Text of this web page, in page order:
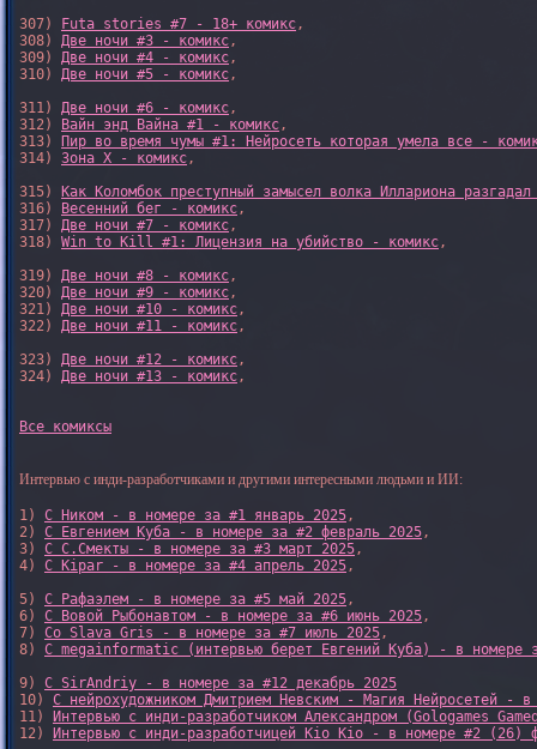
307)
Futa stories #7 - 18+ комикс,
308) Две ночи #3 - комикс,
309) Две ночи #4 - комикс,
310) Две ночи #5 - комикс,
311) Две ночи #6 - комикс,
312)
Вайн энд Вайна #1 - комикс,
313)
Пир во время чумы #1: Нейросеть которая умела все -
314) Зона X - комикс,
315)
Как Коломбок преступный замысел волка Иллариона
316)
Весенний бег - комикс,
317) Две ночи #7 - комикс,
318) Win to Kill #1: Лицензия на убийство - комикс,
319) Две ночи #8 - комикс,
320) Две ночи #9 - комикс,
321) Две ночи #10 - комикс,
322) Две ночи #11 - комикс,
323) Две ночи #12 - комикс,
324) Две ночи #13 - комикс,
Все комиксы
Интервью с инди-разработчиками и другими интересными людьми и ИИ:
1) С Ником - в номере за #1 январь 2025,
2) С Евгением Куба - в номере за #2 февраль 2025,
3) С С.Смекты - в номере за #3 март 2025,
4) С Kipar - в номере за #4 апрель 2025,
5) С Рафаэлем - в номере за #5 май 2025,
6) С Вовой Рыбонавтом - в номере за #6 июнь 2025,
7) Со Slava Gris - в номере за #7 июль 2025,
8) С megainformatic (интервью берет Евгений Куба) - в номере
9) С SirAndriy - в номере за #12 декабрь 2025
10) С нейрохудожником Дмитрием Невским - Магия Нейросетей -
11)
Интервью с инди-разработчиком Александром (Gologames
12)
Интервью с инди-разработчицей Kio Kio - в номере #2 (26)